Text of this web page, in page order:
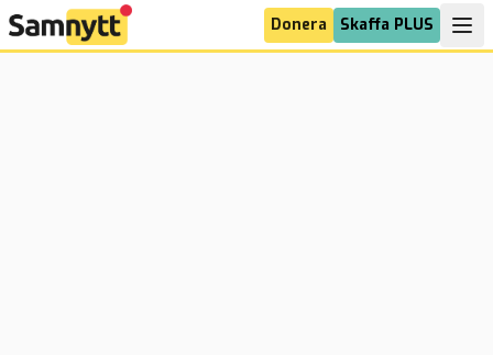
Donera Skaffa PLUS